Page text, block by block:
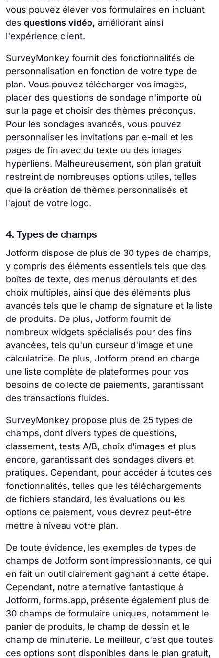
vous pouvez élever vos formulaires en incluant
des questions vidéo, améliorant ainsi
l'expérience client.
SurveyMonkey fournit des fonctionnalités de
personnalisation en fonction de votre type de
plan. Vous pouvez télécharger vos images,
placer des questions de sondage n'importe où
sur la page et choisir des thèmes préconçus.
Pour les sondages avancés, vous pouvez
personnaliser les invitations par e-mail et les
pages de fin avec du texte ou des images
hyperliens. Malheureusement, son plan gratuit
restreint de nombreuses options utiles, telles
que la création de thèmes personnalisés et
l'ajout de votre logo.
4. Types de champs
Jotform dispose de plus de 30 types de champs,
y compris des éléments essentiels tels que des
boîtes de texte, des menus déroulants et des
choix multiples, ainsi que des éléments plus
avancés tels que le champ de signature et la liste
de produits. De plus, Jotform fournit de
nombreux widgets spécialisés pour des fins
avancées, tels qu'un curseur d'image et une
calculatrice. De plus, Jotform prend en charge
une liste complète de plateformes pour vos
besoins de collecte de paiements, garantissant
des transactions fluides.
SurveyMonkey propose plus de 25 types de
champs, dont divers types de questions,
classement, tests A/B, choix d'images et plus
encore, garantissant des sondages divers et
pratiques. Cependant, pour accéder à toutes ces
fonctionnalités, telles que les téléchargements
de fichiers standard, les évaluations ou les
options de paiement, vous devrez peut-être
mettre à niveau votre plan.
De toute évidence, les exemples de types de
champs de Jotform sont impressionnants, ce qui
en fait un outil clairement gagnant à cette étape.
Cependant, notre alternative fantastique à
Jotform, forms.app, présente également plus de
30 champs de formulaire uniques, notamment le
panier de produits, le champ de dessin et le
champ de minuterie. Le meilleur, c'est que toutes
ces options sont disponibles dans le plan gratuit,